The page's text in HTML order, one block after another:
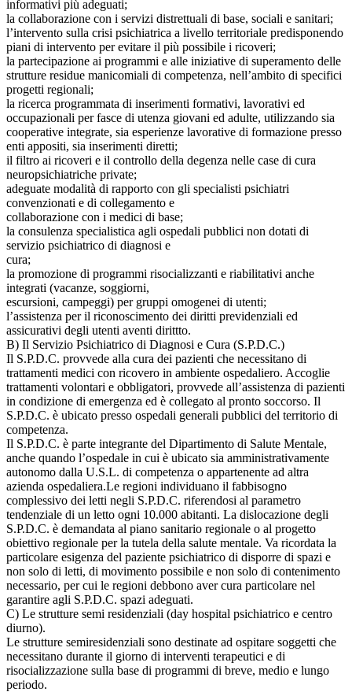
informativi più adeguati;
la collaborazione con i servizi distrettuali di base, sociali e sanitari;
l’intervento sulla crisi psichiatrica a livello territoriale predisponendo
piani di intervento per evitare il più possibile i ricoveri;
la partecipazione ai programmi e alle iniziative di superamento delle
strutture residue manicomiali di competenza, nell’ambito di specifici
progetti regionali;
la ricerca programmata di inserimenti formativi, lavorativi ed
occupazionali per fasce di utenza giovani ed adulte, utilizzando sia
cooperative integrate, sia esperienze lavorative di formazione presso
enti appositi, sia inserimenti diretti;
il filtro ai ricoveri e il controllo della degenza nelle case di cura
neuropsichiatriche private;
adeguate modalità di rapporto con gli specialisti psichiatri
convenzionati e di collegamento e
collaborazione con i medici di base;
la consulenza specialistica agli ospedali pubblici non dotati di
servizio psichiatrico di diagnosi e
cura;
la promozione di programmi risocializzanti e riabilitativi anche
integrati (vacanze, soggiorni,
escursioni, campeggi) per gruppi omogenei di utenti;
l’assistenza per il riconoscimento dei diritti previdenziali ed
assicurativi degli utenti aventi dirittto.
B) Il Servizio Psichiatrico di Diagnosi e Cura (S.P.D.C.)
Il S.P.D.C. provvede alla cura dei pazienti che necessitano di
trattamenti medici con ricovero in ambiente ospedaliero. Accoglie
trattamenti volontari e obbligatori, provvede all’assistenza di pazienti
in condizione di emergenza ed è collegato al pronto soccorso. Il
S.P.D.C. è ubicato presso ospedali generali pubblici del territorio di
competenza.
Il S.P.D.C. è parte integrante del Dipartimento di Salute Mentale,
anche quando l’ospedale in cui è ubicato sia amministrativamente
autonomo dalla U.S.L. di competenza o appartenente ad altra
azienda ospedaliera.Le regioni individuano il fabbisogno
complessivo dei letti negli S.P.D.C. riferendosi al parametro
tendenziale di un letto ogni 10.000 abitanti. La dislocazione degli
S.P.D.C. è demandata al piano sanitario regionale o al progetto
obiettivo regionale per la tutela della salute mentale. Va ricordata la
particolare esigenza del paziente psichiatrico di disporre di spazi e
non solo di letti, di movimento possibile e non solo di contenimento
necessario, per cui le regioni debbono aver cura particolare nel
garantire agli S.P.D.C. spazi adeguati.
C) Le strutture semi residenziali (day hospital psichiatrico e centro
diurno).
Le strutture semiresidenziali sono destinate ad ospitare soggetti che
necessitano durante il giorno di interventi terapeutici e di
risocializzazione sulla base di programmi di breve, medio e lungo
periodo.